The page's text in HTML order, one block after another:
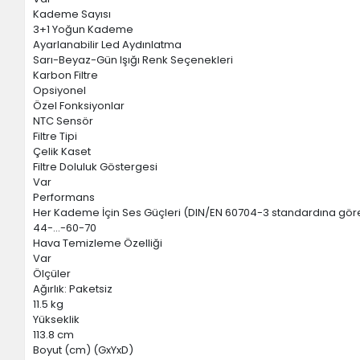
Kademe Sayısı
3+1 Yoğun Kademe
Ayarlanabilir Led Aydınlatma
Sarı-Beyaz-Gün Işığı Renk Seçenekleri
Karbon Filtre
Opsiyonel
Özel Fonksiyonlar
NTC Sensör
Filtre Tipi
Çelik Kaset
Filtre Doluluk Göstergesi
Var
Performans
Her Kademe İçin Ses Güçleri (DIN/EN 60704-3 standardına
44-...-60-70
Hava Temizleme Özelliği
Var
Ölçüler
Ağırlık: Paketsiz
11.5 kg
Yükseklik
113.8 cm
Boyut (cm) (GxYxD)